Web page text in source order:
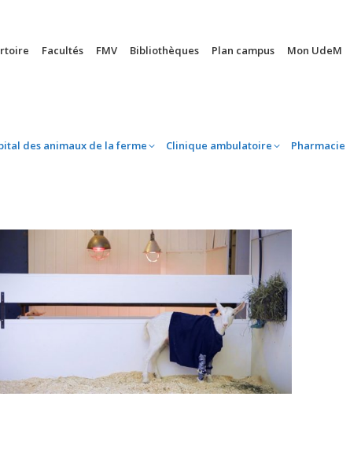
Facultés FMV Bibliothèques Plan campus Mon UdeM
des animaux de la ferme Clinique ambulatoire Pharmacie